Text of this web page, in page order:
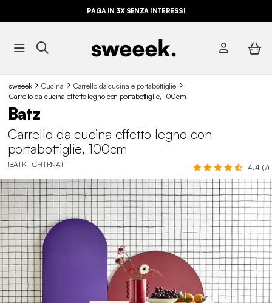
PAGA IN 3X SENZA INTERESSI
sweeek Cucina
Carrello da cucina e portabottiglie
Carrello da cucina effetto legno con portabottiglie, 100cm
Batz
Carrello da cucina effetto legno con
portabottiglie, 100cm
IBATKITCHTRNAT 4.4 (7)